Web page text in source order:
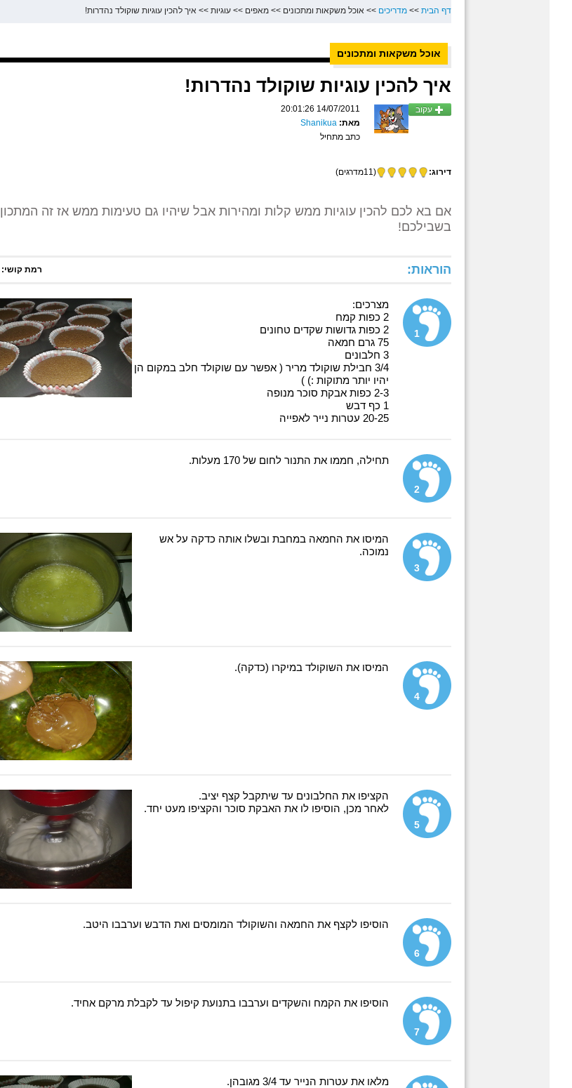
דף הבית >> מדריכים >> אוכל משקאות ומתכונים >> מאפים >> עוגיות >> איך להכין עוגיות שוקולד נהדרות!
אוכל משקאות ומתכונים
איך להכין עוגיות שוקולד נהדרות!
עקוב
14/07/2011 20:01:26
מאת: Shanikua
כתב מתחיל
דירוג: (11מדרגים)
אם בא לכם להכין עוגיות ממש קלות ומהירות אבל שיהיו גם טעימות ממש אז זה המתכון
בשבילכם!
רמת קושי: הוראות:
1
מצרכים:
2 כפות קמח
2 כפות גדושות שקדים טחונים
75 גרם חמאה
3 חלבונים
3/4 חבילת שוקולד מריר ( אפשר עם שוקולד חלב במקום הן
יהיו יותר מתוקות :) )
2-3 כפות אבקת סוכר מנופה
1 כף דבש
20-25 עטרות נייר לאפייה
2
תחילה, חממו את התנור לחום של 170 מעלות.
3
המיסו את החמאה במחבת ובשלו אותה כדקה על אש
נמוכה.
4
המיסו את השוקולד במיקרו (כדקה).
5
הקציפו את החלבונים עד שיתקבל קצף יציב.
לאחר מכן, הוסיפו לו את האבקת סוכר והקציפו מעט יחד.
6
הוסיפו לקצף את החמאה והשוקולד המומסים ואת הדבש וערבבו היטב.
7
הוסיפו את הקמח והשקדים וערבבו בתנועת קיפול עד לקבלת מרקם אחיד.
מלאו את עטרות הנייר עד 3/4 מגובהן.